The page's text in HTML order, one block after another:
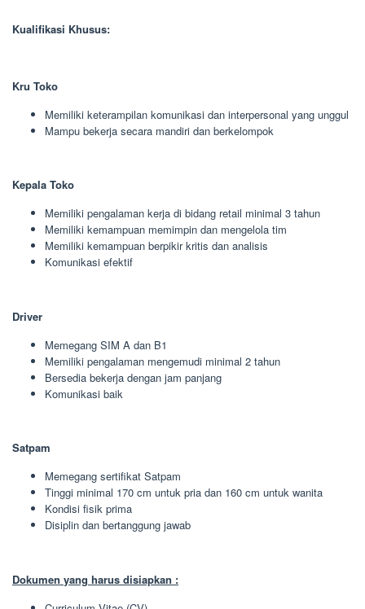
Kualifikasi Khusus:
Kru Toko
Memiliki keterampilan komunikasi dan interpersonal yang unggul
Mampu bekerja secara mandiri dan berkelompok
Kepala Toko
Memiliki pengalaman kerja di bidang retail minimal 3 tahun
Memiliki kemampuan memimpin dan mengelola tim
Memiliki kemampuan berpikir kritis dan analisis
Komunikasi efektif
Driver
Memegang SIM A dan B1
Memiliki pengalaman mengemudi minimal 2 tahun
Bersedia bekerja dengan jam panjang
Komunikasi baik
Satpam
Memegang sertifikat Satpam
Tinggi minimal 170 cm untuk pria dan 160 cm untuk wanita
Kondisi fisik prima
Disiplin dan bertanggung jawab
Dokumen yang harus disiapkan :